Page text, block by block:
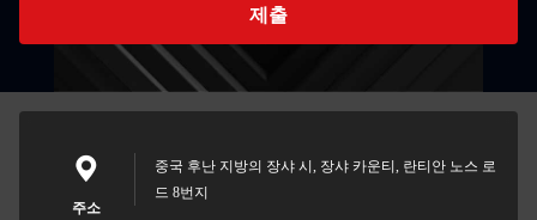
제출
주소
중국 후난 지방의 장샤 시, 장샤 카운티, 란티안 노스 로
드 8번지